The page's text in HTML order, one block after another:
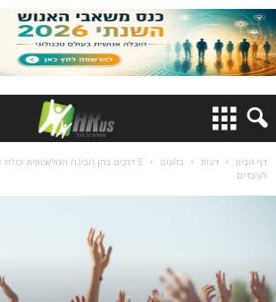
דף הבית דעות בלוגים
5 דרכים בהן הבינה המלאכותית יכולה
לעובדים